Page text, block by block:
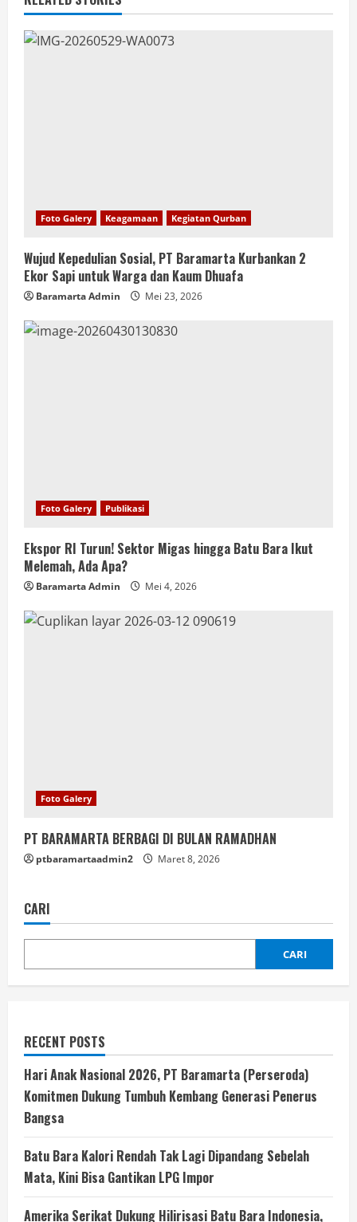
Foto Galery Keagamaan Kegiatan Qurban
Wujud Kepedulian Sosial, PT Baramarta Kurbankan 2
Ekor Sapi untuk Warga dan Kaum Dhuafa
Baramarta Admin Mei 23, 2026
Foto Galery Publikasi
Ekspor RI Turun! Sektor Migas hingga Batu Bara Ikut
Melemah, Ada Apa?
Baramarta Admin Mei 4, 2026
Foto Galery
PT BARAMARTA BERBAGI DI BULAN RAMADHAN
ptbaramartaadmin2 Maret 8, 2026
CARI
CARI
RECENT POSTS
Hari Anak Nasional 2026, PT Baramarta (Perseroda)
Komitmen Dukung Tumbuh Kembang Generasi Penerus
Bangsa
Batu Bara Kalori Rendah Tak Lagi Dipandang Sebelah
Mata, Kini Bisa Gantikan LPG Impor
Amerika Serikat Dukung Hilirisasi Batu Bara Indonesia,